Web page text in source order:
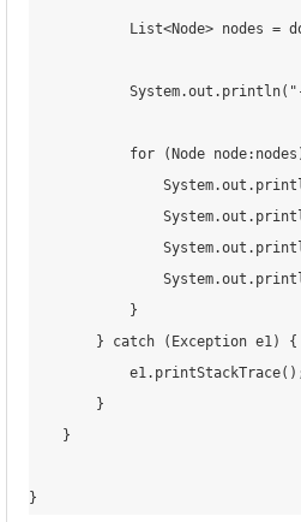
List<Node> nodes =
            System
.out .println(
for (Node
                System
.out
                System
.out
                System
.out
                System
.out
            }
        } catch (Exception e1) {
            e1
.printStackTrace()
        }
    }
}